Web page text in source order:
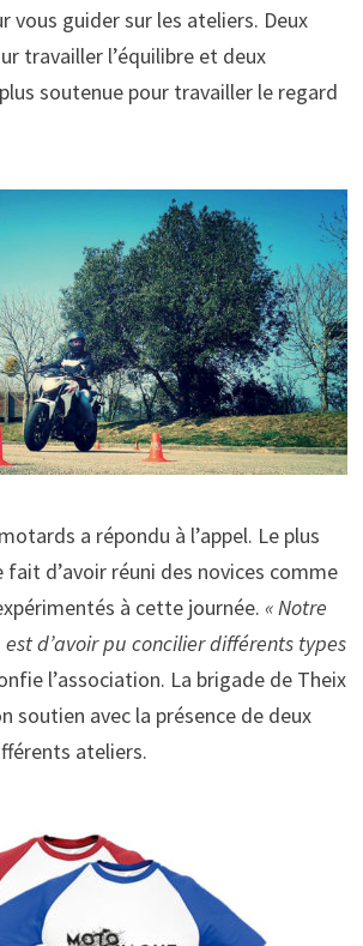
vous guider sur les ateliers. Deux
travailler l’équilibre et deux
soutenue pour travailler le regard
a répondu à l’appel. Le plus
fait d’avoir réuni des novices comme
à cette journée. « Notre
d’avoir pu concilier différents types
l’association. La brigade de Theix
soutien avec la présence de deux
ateliers.